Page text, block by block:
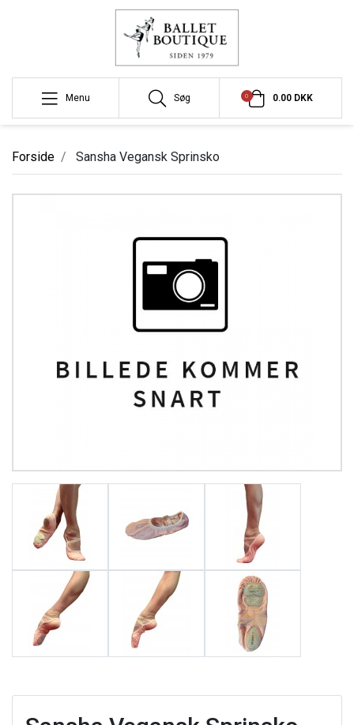
Menu Søg 0 0.00 DKK
Forside Sansha Vegansk Sprinsko